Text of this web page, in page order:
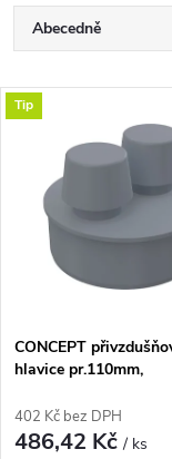
Ř
a
p
r
Abecedně
Nejdražší
Nejprodávanější
V
s
p
r
Tip
CONCEPT
hlavice pr.110mm,
402 Kč bez DPH
486,42 Kč/ ks